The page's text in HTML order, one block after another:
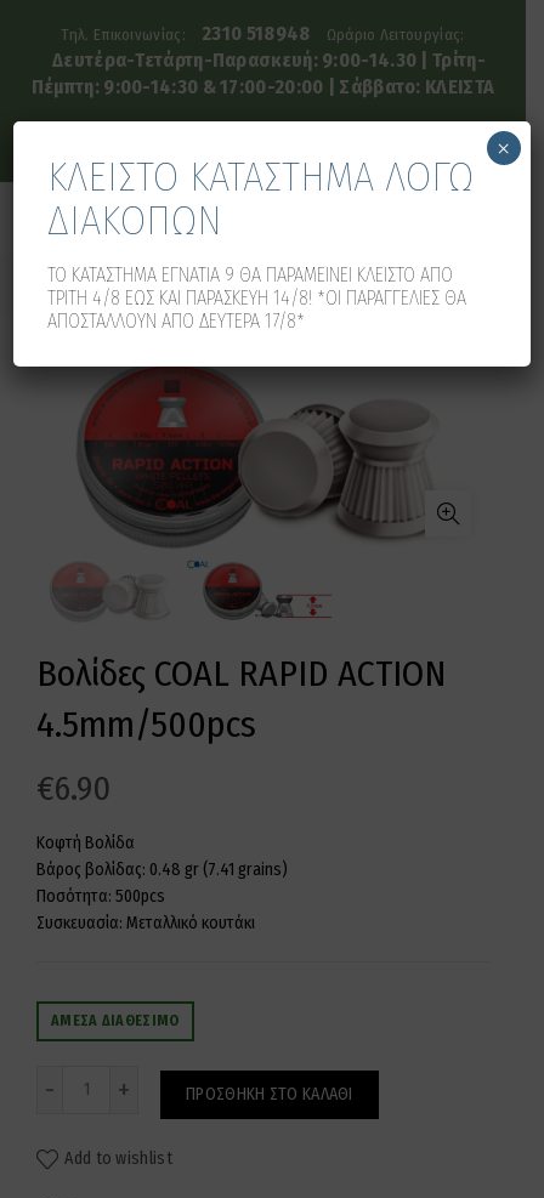
Τηλ. Επικοινωνίας: 2310 518948 Ωράριο Λειτουργίας:
Δευτέρα-Τετάρτη-Παρασκευή: 9:00-14.30 | Τρίτη-
Πέμπτη: 9:00-14:30 & 17:00-20:00 | Σάββατο: ΚΛΕΙΣΤΑ
Βολίδες COAL RAPID ACTION
4.5mm/500pcs
€6.90
Κοφτή Βολίδα
Βάρος βολίδας: 0.48 gr (7.41 grains)
Ποσότητα: 500pcs
Συσκευασία: Μεταλλικό κουτάκι
ΆΜΕΣΑ ΔΙΑΘΈΣΙΜΟ
ΠΡΟΣΘΉΚΗ ΣΤΟ ΚΑΛΆΘΙ
Add to wishlist
ΚΛΕΙΣΤΟ ΚΑΤΑΣΤΗΜΑ ΛΟΓΩ
ΔΙΑΚΟΠΩΝ
ΤΟ ΚΑΤΑΣΤΗΜΑ ΕΓΝΑΤΙΑ 9 ΘΑ ΠΑΡΑΜΕΙΝΕΙ ΚΛΕΙΣΤΟ ΑΠΟ
ΤΡΙΤΗ 4/8 ΕΩΣ ΚΑΙ ΠΑΡΑΣΚΕΥΗ 14/8! *ΟΙ ΠΑΡΑΓΓΕΛΙΕΣ ΘΑ
ΑΠΟΣΤΑΛΛΟΥΝ ΑΠΟ ΔΕΥΤΕΡΑ 17/8*
×